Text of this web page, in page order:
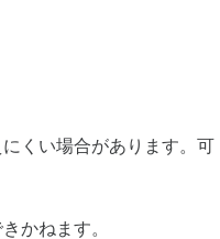
くい場合があります。可
かねます。